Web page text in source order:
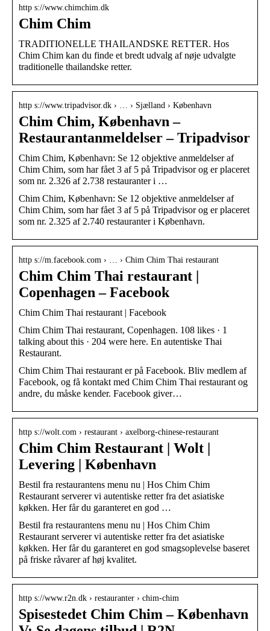
http s://www.chimchim.dk
Chim Chim
TRADITIONELLE THAILANDSKE RETTER. Hos
Chim Chim kan du finde et bredt udvalg af nøje udvalgte
traditionelle thailandske retter.
http s://www.tripadvisor.dk › … › Sjælland › København
Chim Chim, København –
Restaurantanmeldelser – Tripadvisor
Chim Chim, København: Se 12 objektive anmeldelser af
Chim Chim, som har fået 3 af 5 på Tripadvisor og er placeret
som nr. 2.326 af 2.738 restauranter i …
Chim Chim, København: Se 12 objektive anmeldelser af
Chim Chim, som har fået 3 af 5 på Tripadvisor og er placeret
som nr. 2.325 af 2.740 restauranter i København.
http s://m.facebook.com › … › Chim Chim Thai restaurant
Chim Chim Thai restaurant |
Copenhagen – Facebook
Chim Chim Thai restaurant | Facebook
Chim Chim Thai restaurant, Copenhagen. 108 likes · 1
talking about this · 204 were here. En autentiske Thai
Restaurant.
Chim Chim Thai restaurant er på Facebook. Bliv medlem af
Facebook, og få kontakt med Chim Chim Thai restaurant og
andre, du måske kender. Facebook giver…
http s://wolt.com › restaurant › axelborg-chinese-restaurant
Chim Chim Restaurant | Wolt |
Levering | København
Bestil fra restaurantens menu nu | Hos Chim Chim
Restaurant serverer vi autentiske retter fra det asiatiske
køkken. Her får du garanteret en god …
Bestil fra restaurantens menu nu | Hos Chim Chim
Restaurant serverer vi autentiske retter fra det asiatiske
køkken. Her får du garanteret en god smagsoplevelse baseret
på friske råvarer af høj kvalitet.
http s://www.r2n.dk › restauranter › chim-chim
Spisestedet Chim Chim – København